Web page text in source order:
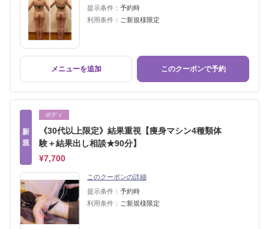
提示条件： 予約時
利用条件： ご新規様限定
メニューを追加 このクーポンで予約
新
規
ボディ
《30代以上限定》結果重視【痩身マシン4種類体
験＋結果出し相談★90分】
¥7,700
このクーポンの詳細
提示条件： 予約時
利用条件： ご新規様限定